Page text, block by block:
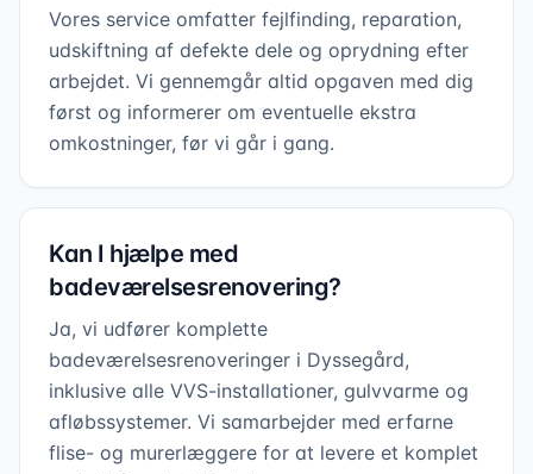
Vores service omfatter fejlfinding, reparation,
udskiftning af defekte dele og oprydning efter
arbejdet. Vi gennemgår altid opgaven med dig
først og informerer om eventuelle ekstra
omkostninger, før vi går i gang.
Kan I hjælpe med
badeværelsesrenovering?
Ja, vi udfører komplette
badeværelsesrenoveringer i Dyssegård,
inklusive alle VVS-installationer, gulvvarme og
afløbssystemer. Vi samarbejder med erfarne
flise- og murerlæggere for at levere et komplet